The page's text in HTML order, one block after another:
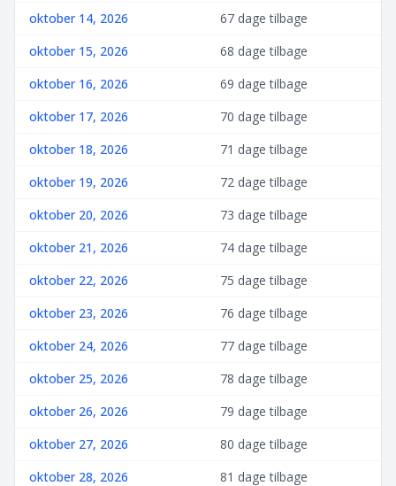
oktober 14, 2026
67 dage tilbage
oktober 15, 2026
68 dage tilbage
oktober 16, 2026
69 dage tilbage
oktober 17, 2026
70 dage tilbage
oktober 18, 2026
71 dage tilbage
oktober 19, 2026
72 dage tilbage
oktober 20, 2026
73 dage tilbage
oktober 21, 2026
74 dage tilbage
oktober 22, 2026
75 dage tilbage
oktober 23, 2026
76 dage tilbage
oktober 24, 2026
77 dage tilbage
oktober 25, 2026
78 dage tilbage
oktober 26, 2026
79 dage tilbage
oktober 27, 2026
80 dage tilbage
oktober 28, 2026
81 dage tilbage